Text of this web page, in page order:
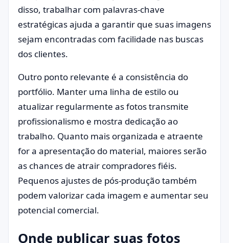
disso, trabalhar com palavras-chave
estratégicas ajuda a garantir que suas imagens
sejam encontradas com facilidade nas buscas
dos clientes.
Outro ponto relevante é a consistência do
portfólio. Manter uma linha de estilo ou
atualizar regularmente as fotos transmite
profissionalismo e mostra dedicação ao
trabalho. Quanto mais organizada e atraente
for a apresentação do material, maiores serão
as chances de atrair compradores fiéis.
Pequenos ajustes de pós-produção também
podem valorizar cada imagem e aumentar seu
potencial comercial.
Onde publicar suas fotos